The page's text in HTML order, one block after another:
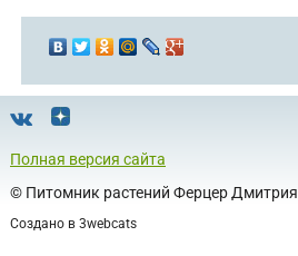
Полная версия сайта
© Питомник растений Ферцер Дмитрия
Создано в 3webcats